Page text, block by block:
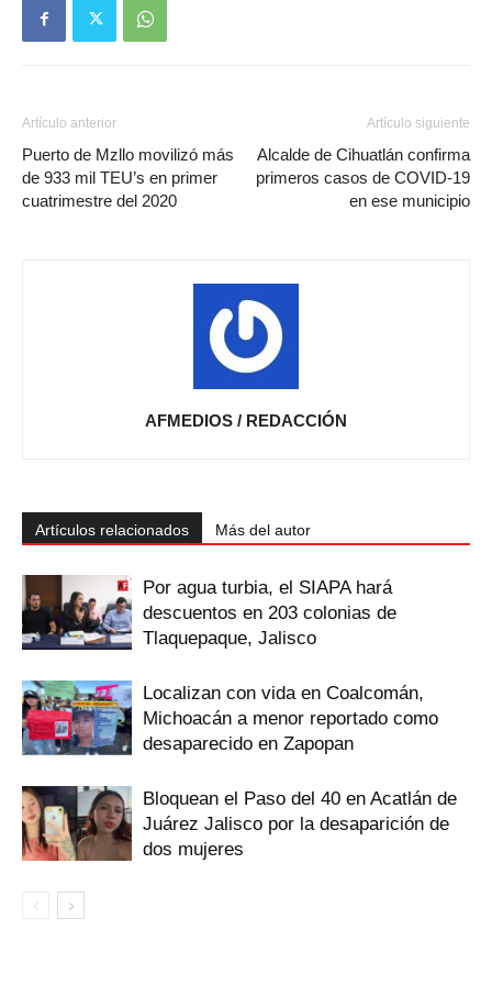
Artículo anterior
Puerto de Mzllo movilizó más
de 933 mil TEU’s en primer
cuatrimestre del 2020
Artículo siguiente
Alcalde de Cihuatlán confirma
primeros casos de COVID-19
en ese municipio
AFMEDIOS / REDACCIÓN
Artículos relacionados Más del autor
Por agua turbia, el SIAPA hará
descuentos en 203 colonias de
Tlaquepaque, Jalisco
Localizan con vida en Coalcomán,
Michoacán a menor reportado como
desaparecido en Zapopan
Bloquean el Paso del 40 en Acatlán de
Juárez Jalisco por la desaparición de
dos mujeres